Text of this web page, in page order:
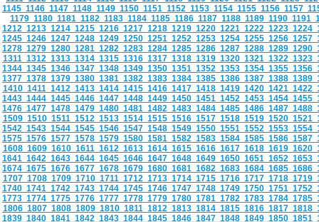
1145 1146 1147 1148 1149 1150 1151 1152 1153 1154 1155 1156 1157
1179 1180 1181 1182 1183 1184 1185 1186 1187 1188 1189 1190 1191
1212 1213 1214 1215 1216 1217 1218 1219 1220 1221 1222 1223 1224
1245 1246 1247 1248 1249 1250 1251 1252 1253 1254 1255 1256 1257
1278 1279 1280 1281 1282 1283 1284 1285 1286 1287 1288 1289 1290
1311 1312 1313 1314 1315 1316 1317 1318 1319 1320 1321 1322 1323
1344 1345 1346 1347 1348 1349 1350 1351 1352 1353 1354 1355 1356
1377 1378 1379 1380 1381 1382 1383 1384 1385 1386 1387 1388 1389
1410 1411 1412 1413 1414 1415 1416 1417 1418 1419 1420 1421 1422
1443 1444 1445 1446 1447 1448 1449 1450 1451 1452 1453 1454 1455
1476 1477 1478 1479 1480 1481 1482 1483 1484 1485 1486 1487 1488
1509 1510 1511 1512 1513 1514 1515 1516 1517 1518 1519 1520 1521
1542 1543 1544 1545 1546 1547 1548 1549 1550 1551 1552 1553 1554
1575 1576 1577 1578 1579 1580 1581 1582 1583 1584 1585 1586 1587
1608 1609 1610 1611 1612 1613 1614 1615 1616 1617 1618 1619 1620
1641 1642 1643 1644 1645 1646 1647 1648 1649 1650 1651 1652 1653
1674 1675 1676 1677 1678 1679 1680 1681 1682 1683 1684 1685 1686
1707 1708 1709 1710 1711 1712 1713 1714 1715 1716 1717 1718 1719
1740 1741 1742 1743 1744 1745 1746 1747 1748 1749 1750 1751 1752
1773 1774 1775 1776 1777 1778 1779 1780 1781 1782 1783 1784 1785
1806 1807 1808 1809 1810 1811 1812 1813 1814 1815 1816 1817 1818
1839 1840 1841 1842 1843 1844 1845 1846 1847 1848 1849 1850 1851